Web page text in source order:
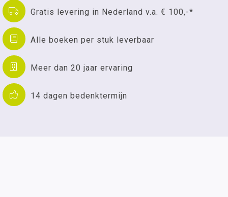
Gratis levering in Nederland v.a. € 100,-*
Alle boeken per stuk leverbaar
Meer dan 20 jaar ervaring
14 dagen bedenktermijn